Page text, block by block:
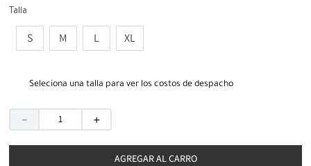
Talla
S M L XL
Seleciona una talla para ver los costos de despacho
＋
－
AGREGAR AL CARRO